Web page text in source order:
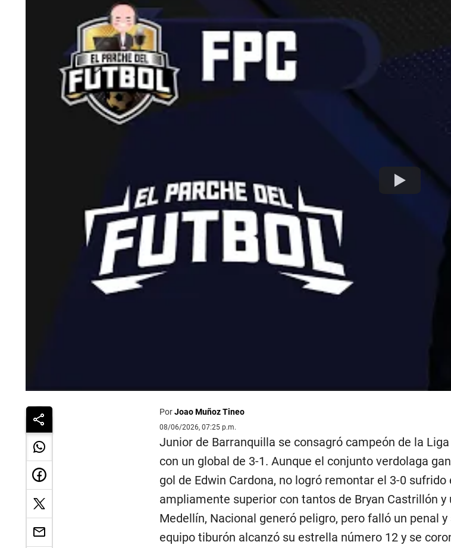
PorJoao Muñoz Tineo
08/06/2026, 07:25 p.m.
Junior de Barranquilla se consagró campeón de la
con un global de 3-1. Aunque el conjunto verdolaga
gol de Edwin Cardona, no logró remontar el 3-0
ampliamente superior con tantos de Bryan Castrillón
Medellín, Nacional generó peligro, pero falló un penal
equipo tiburón alcanzó su estrella número 12 y se